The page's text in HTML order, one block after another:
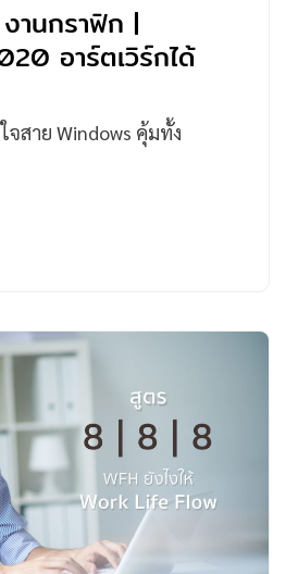
านกราฟิก |
อาร์ตเวิร์กได้
สาย Windows คุ้มทั้ง